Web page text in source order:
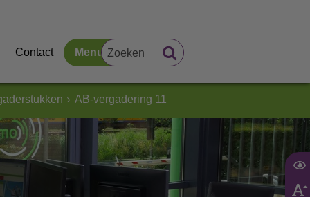
Contact Menu
AB-vergadering 11